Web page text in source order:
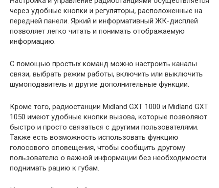
через удобные кнопки и регуляторы, расположенные на
передней панели. Яркий и информативный ЖК-дисплей
позволяет легко читать и понимать отображаемую
информацию.
С помощью простых команд можно настроить каналы
связи, выбрать режим работы, включить или выключить
шумоподавитель и другие дополнительные функции.
Кроме того, радиостанции Midland GXT 1000 и Midland GXT
1050 имеют удобные кнопки вызова, которые позволяют
быстро и просто связаться с другими пользователями.
Также есть возможность использовать функцию
голосового оповещения, чтобы сообщить другому
пользователю о важной информации без необходимости
поднимать рацию к губам.